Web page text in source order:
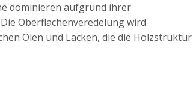
dominieren aufgrund ihrer
Oberflächenveredelung wird
Ölen und Lacken, die die Holzstruktur